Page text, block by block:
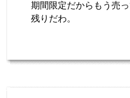
期間限定だからもう売
残りだわ。